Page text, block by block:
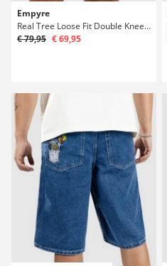
Empyre
Real Tree Loose Fit Double Knee Sk8 Shortsit
€ 79,95 € 69,95